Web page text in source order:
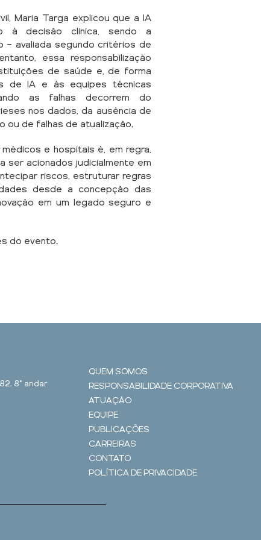
Maria Targa explicou que a IA
à decisão clínica, sendo a
— avaliada segundo critérios de
essa responsabilização
de saúde e, de forma
de IA e às equipes técnicas
as falhas decorrem do
nos dados, da ausência de
ou de falhas de atualização.
e hospitais é, em regra,
ser acionados judicialmente em
riscos, estruturar regras
desde a concepção das
em um legado seguro e
do evento.
8° andar
QUEM SOMOS
RESPONSABILIDADE CORPORATIVA
ATUAÇÃO
EQUIPE
PUBLICAÇÕES
CARREIRAS
CONTATO
POLÍTICA DE PRIVACIDADE